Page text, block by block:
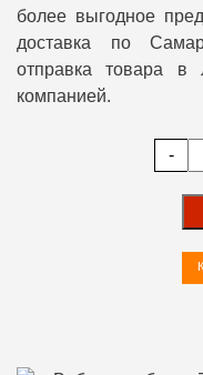
более выгодное
доставка по
отправка товара в
компанией.
-